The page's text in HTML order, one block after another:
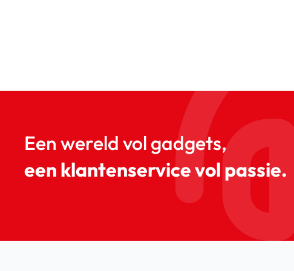
Een wereld vol gadgets,
een klantenservice vol passie.